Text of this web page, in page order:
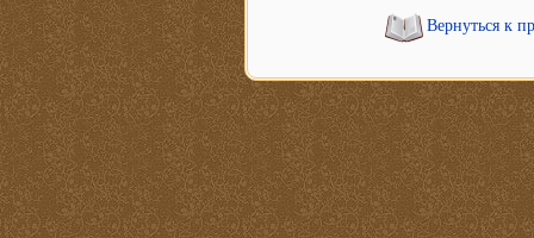
Вернуться к